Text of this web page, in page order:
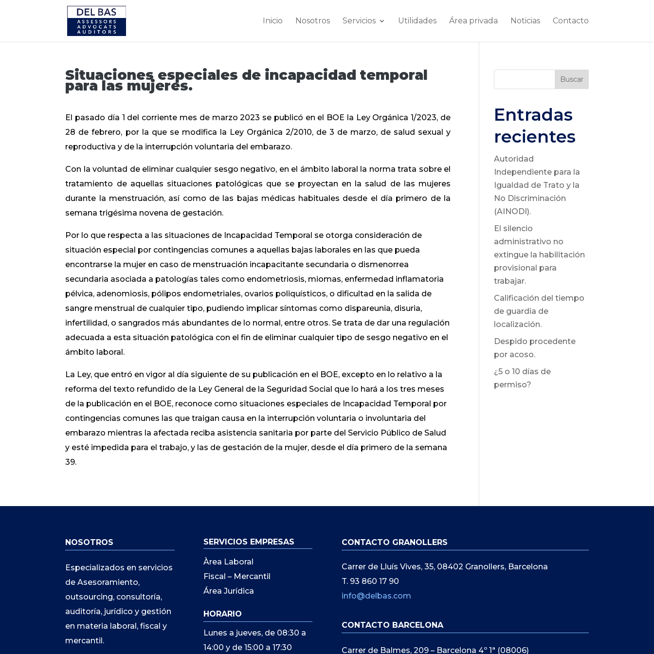
Inicio Nosotros Servicios Utilidades Área privada Noticias Contacto
Situaciones especiales de incapacidad temporal
para las mujeres.
El pasado día 1 del corriente mes de marzo 2023 se publicó en el BOE la Ley Orgánica 1/2023, de
28 de febrero, por la que se modifica la Ley Orgánica 2/2010, de 3 de marzo, de salud sexual y
reproductiva y de la interrupción voluntaria del embarazo.
Con la voluntad de eliminar cualquier sesgo negativo, en el ámbito laboral la norma trata sobre el
tratamiento de aquellas situaciones patológicas que se proyectan en la salud de las mujeres
durante la menstruación, así como de las bajas médicas habituales desde el día primero de la
semana trigésima novena de gestación.
Por lo que respecta a las situaciones de Incapacidad Temporal se otorga consideración de
situación especial por contingencias comunes a aquellas bajas laborales en las que pueda
encontrarse la mujer en caso de menstruación incapacitante secundaria o dismenorrea
secundaria asociada a patologías tales como endometriosis, miomas, enfermedad inflamatoria
pélvica, adenomiosis, pólipos endometriales, ovarios poliquísticos, o dificultad en la salida de
sangre menstrual de cualquier tipo, pudiendo implicar síntomas como dispareunia, disuria,
infertilidad, o sangrados más abundantes de lo normal, entre otros. Se trata de dar una regulación
adecuada a esta situación patológica con el fin de eliminar cualquier tipo de sesgo negativo en el
ámbito laboral.
La Ley, que entró en vigor al día siguiente de su publicación en el BOE, excepto en lo relativo a la
reforma del texto refundido de la Ley General de la Seguridad Social que lo hará a los tres meses
de la publicación en el BOE, reconoce como situaciones especiales de Incapacidad Temporal por
contingencias comunes las que traigan causa en la interrupción voluntaria o involuntaria del
embarazo mientras la afectada reciba asistencia sanitaria por parte del Servicio Público de Salud
y esté impedida para el trabajo, y las de gestación de la mujer, desde el día primero de la semana
39.
Buscar
Entradas
recientes
Autoridad
Independiente para la
Igualdad de Trato y la
No Discriminación
(AINODI).
El silencio
administrativo no
extingue la habilitación
provisional para
trabajar.
Calificación del tiempo
de guardia de
localización.
Despido procedente
por acoso.
¿5 o 10 días de
permiso?
NOSOTROS
Especializados en servicios
de Asesoramiento,
outsourcing, consultoría,
auditoría, jurídico y gestión
en materia laboral, fiscal y
mercantil.
SERVICIOS EMPRESAS
Àrea Laboral
Fiscal – Mercantil
Área Jurídica
HORARIO
Lunes a jueves, de 08:30 a
14:00 y de 15:00 a 17:30
CONTACTO GRANOLLERS
Carrer de Lluís Vives, 35, 08402 Granollers, Barcelona
T. 93 860 17 90
info@delbas.com
CONTACTO BARCELONA
Carrer de Balmes, 209 – Barcelona 4º 1ª (08006)